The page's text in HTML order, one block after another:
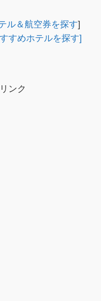
ル＆航空券を探す]
すめホテルを探す]
ンク